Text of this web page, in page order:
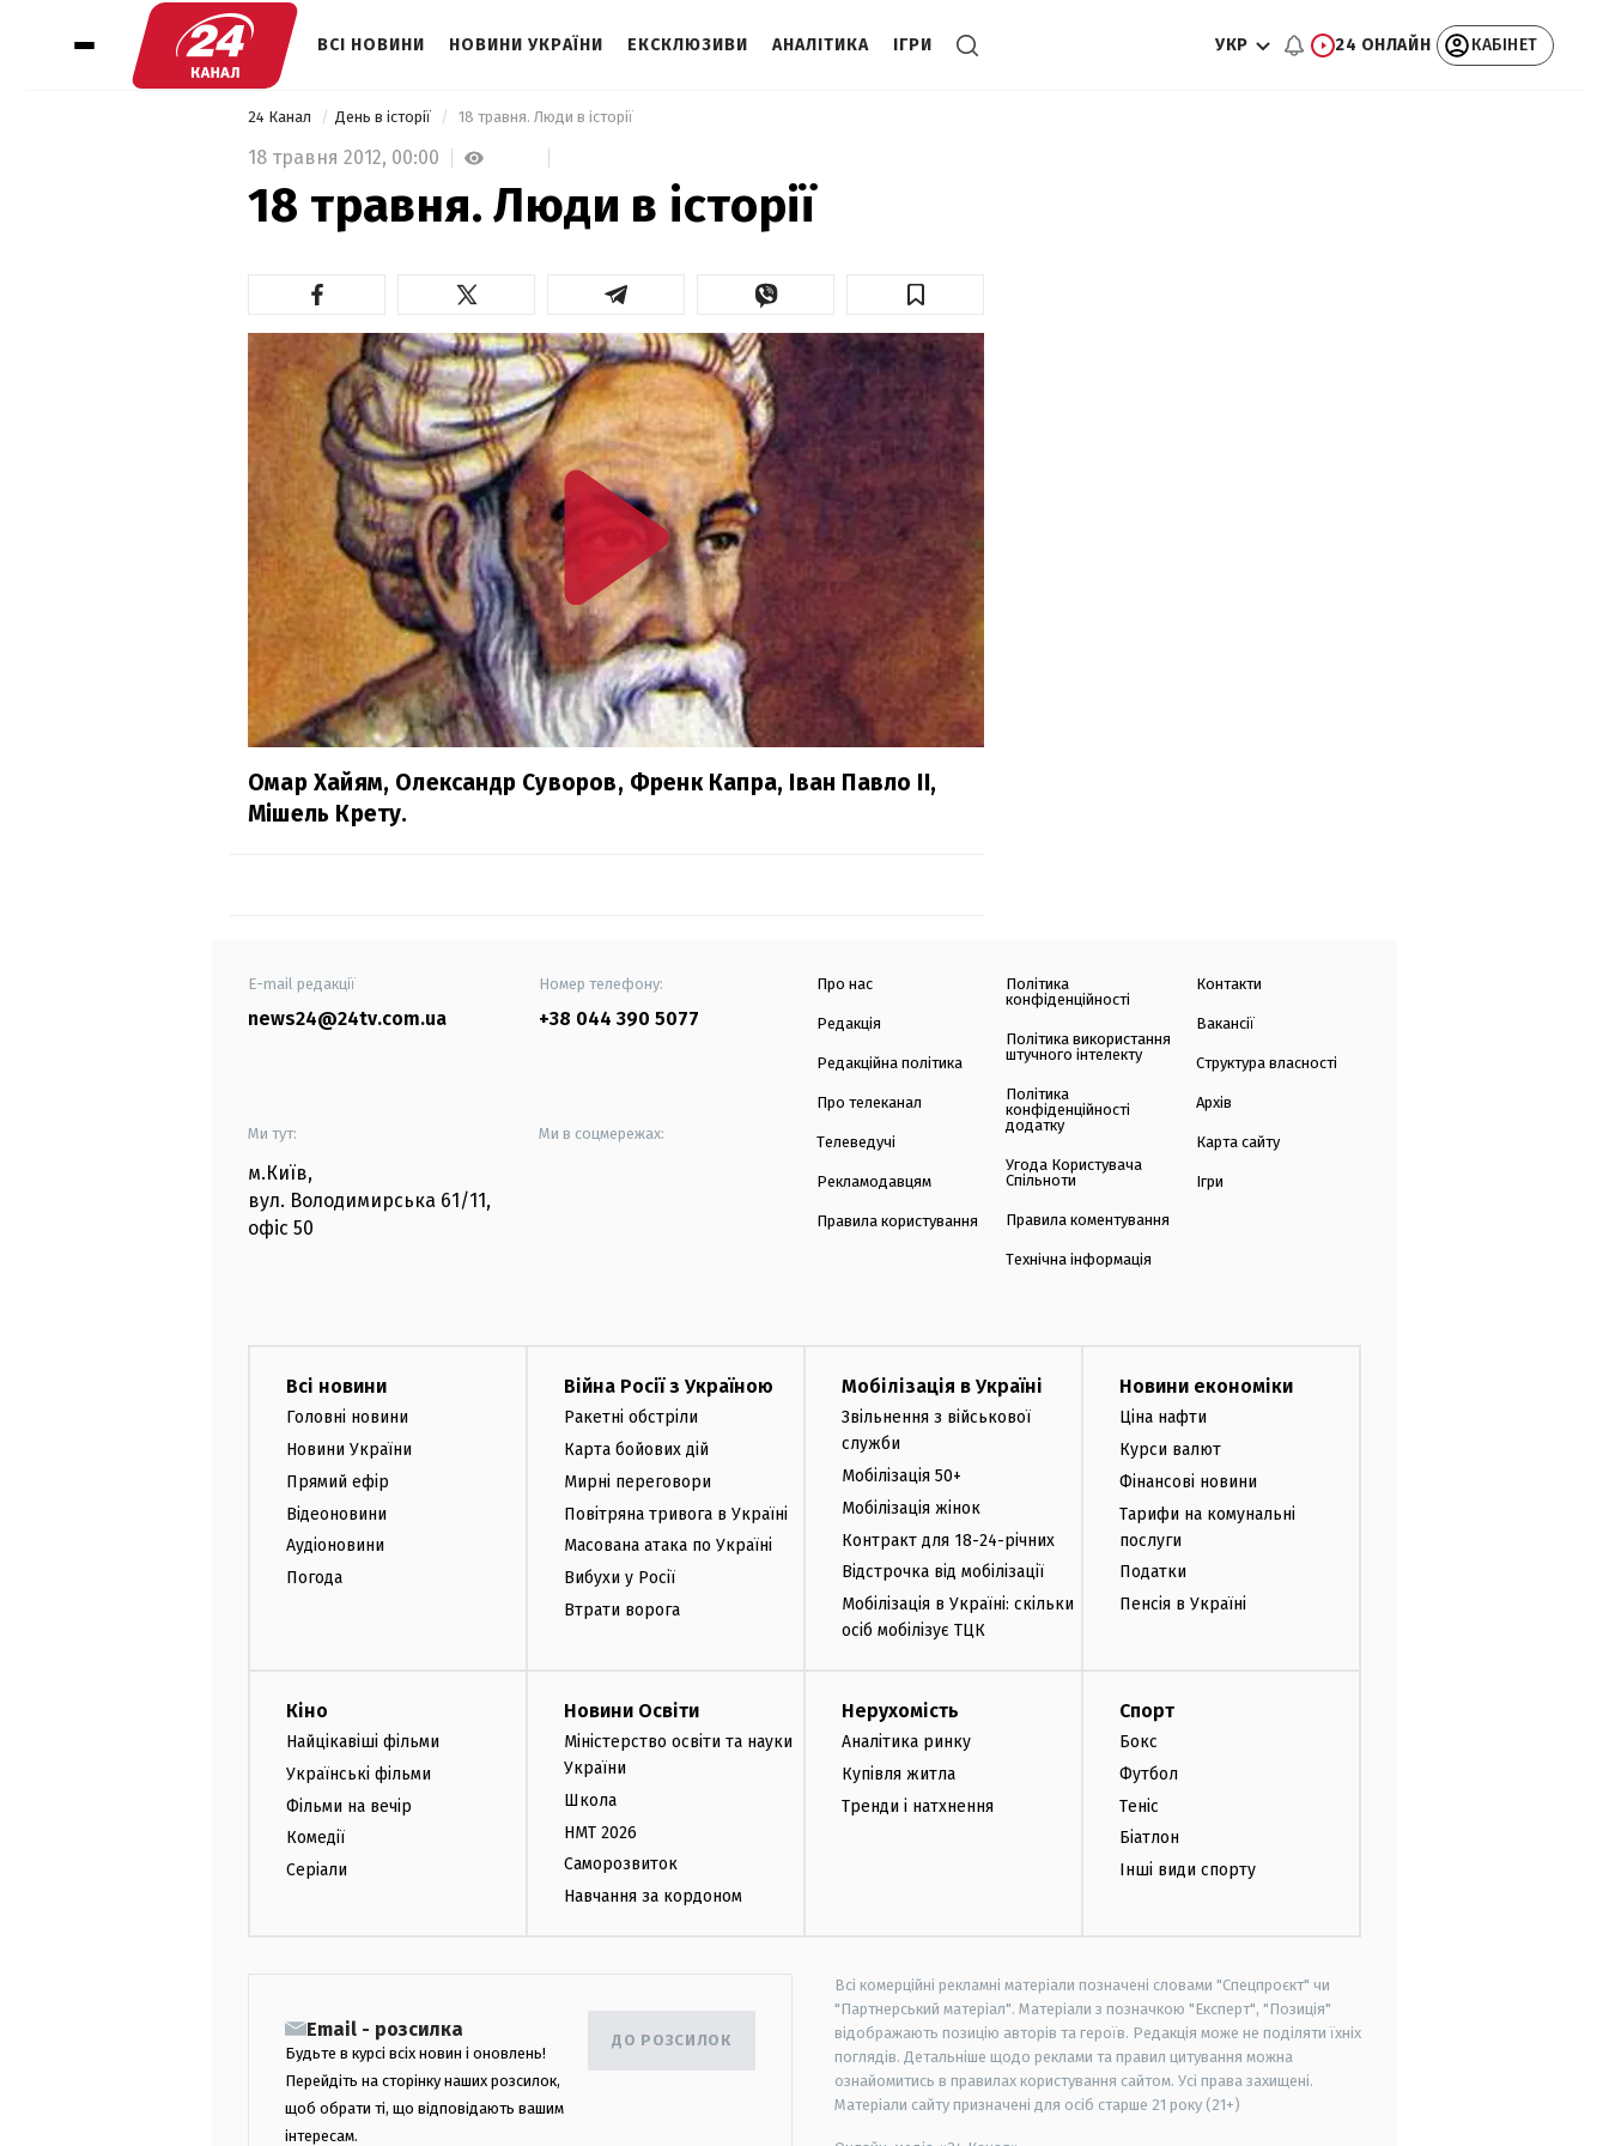
ВСІ НОВИНИ НОВИНИ УКРАЇНИ ЕКСКЛЮЗИВИ АНАЛІТИКА ІГРИ УКР 24 ОНЛАЙН КАБІНЕТ
24 Канал День в історії 18 травня. Люди в історії
18 травня 2012, 00:00
18 травня. Люди в історії
Омар Хайям, Олександр Суворов, Френк Капра, Іван Павло ІІ,
Мішель Крету.
E-mail редакції
news24@24tv.com.ua
Номер телефону:
+38 044 390 5077
Ми тут:
м.Київ,
вул. Володимирська 61/11,
офіс 50
Ми в соцмережах:
Про нас
Редакція
Редакційна політика
Про телеканал
Телеведучі
Рекламодавцям
Правила користування
Політика
конфіденційності
Політика використання
штучного інтелекту
Політика
конфіденційності
додатку
Угода Користувача
Спільноти
Правила коментування
Технічна інформація
Контакти
Вакансії
Структура власності
Архів
Карта сайту
Ігри
Всі новини
Головні новини
Новини України
Прямий ефір
Відеоновини
Аудіоновини
Погода
Війна Росії з Україною
Ракетні обстріли
Карта бойових дій
Мирні переговори
Повітряна тривога в Україні
Масована атака по Україні
Вибухи у Росії
Втрати ворога
Мобілізація в Україні
Звільнення з військової
служби
Мобілізація 50+
Мобілізація жінок
Контракт для 18-24-річних
Відстрочка від мобілізації
Мобілізація в Україні: скільки
осіб мобілізує ТЦК
Новини економіки
Ціна нафти
Курси валют
Фінансові новини
Тарифи на комунальні
послуги
Податки
Пенсія в Україні
Кіно
Найцікавіші фільми
Українські фільми
Фільми на вечір
Комедії
Серіали
Новини Освіти
Міністерство освіти та науки
України
Школа
НМТ 2026
Саморозвиток
Навчання за кордоном
Нерухомість
Аналітика ринку
Купівля житла
Тренди і натхнення
Спорт
Бокс
Футбол
Теніс
Біатлон
Інші види спорту
Email - розсилка
Будьте в курсі всіх новин і оновлень!
Перейдіть на сторінку наших розсилок,
щоб обрати ті, що відповідають вашим
інтересам.
ДО РОЗСИЛОК
Всі комерційні рекламні матеріали позначені словами "Спецпроєкт" чи
"Партнерський матеріал". Матеріали з позначкою "Експерт", "Позиція"
відображають позицію авторів та героїв. Редакція може не поділяти їхніх
поглядів. Детальніше щодо реклами та правил цитування можна
ознайомитись в правилах користування сайтом. Усі права захищені.
Матеріали сайту призначені для осіб старше 21 року (21+)